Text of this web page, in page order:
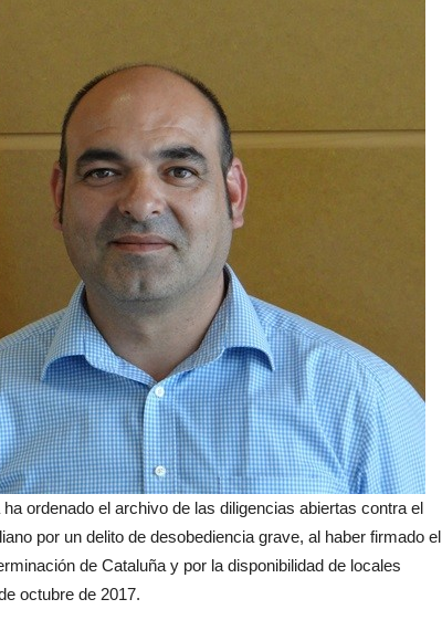
ordenado el archivo de las diligencias abiertas contra el
por un delito de desobediencia grave, al haber firmado el
de Cataluña y por la disponibilidad de locales
octubre de 2017.